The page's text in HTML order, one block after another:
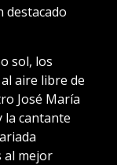
destacado
sol, los
aire libre de
José María
la cantante
al mejor